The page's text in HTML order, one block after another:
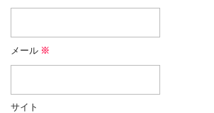
メール ※
サイト